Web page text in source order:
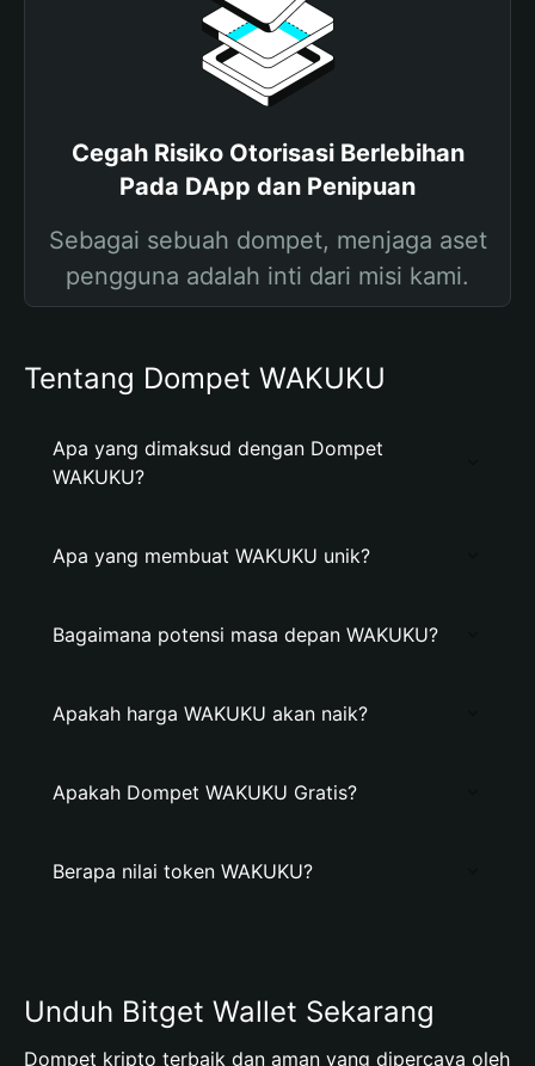
Cegah Risiko Otorisasi Berlebihan
Pada DApp dan Penipuan
Sebagai sebuah dompet, menjaga aset
pengguna adalah inti dari misi kami.
Tentang Dompet WAKUKU
Apa yang dimaksud dengan Dompet
WAKUKU?
Apa yang membuat WAKUKU unik?
Bagaimana potensi masa depan WAKUKU?
Apakah harga WAKUKU akan naik?
Apakah Dompet WAKUKU Gratis?
Berapa nilai token WAKUKU?
Unduh Bitget Wallet Sekarang
Dompet kripto terbaik dan aman yang dipercaya oleh